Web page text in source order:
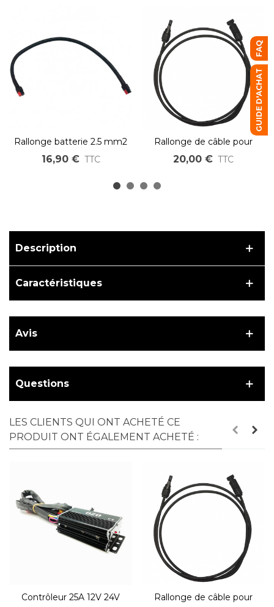
Rallonge batterie 2.5 mm2
avec connecteur Anderson
16,90 € TTC
Rallonge de câble pour
panneau solaire MC4 mâle
vers MC4 femelle
20,00 € TTC
Description
Caractéristiques
Avis
Questions
LES CLIENTS QUI ONT ACHETÉ CE
PRODUIT ONT ÉGALEMENT ACHETÉ :
Contrôleur 25A 12V 24V
Rallonge de câble pour
FAQ
GUIDE D'ACHAT